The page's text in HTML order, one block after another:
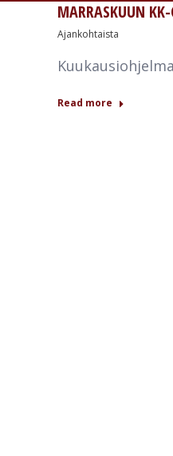
MARRASKUUN
Ajankohtaista
Read more